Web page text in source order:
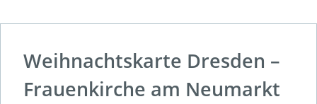
Weihnachtskarte Dresden –
Frauenkirche am Neumarkt